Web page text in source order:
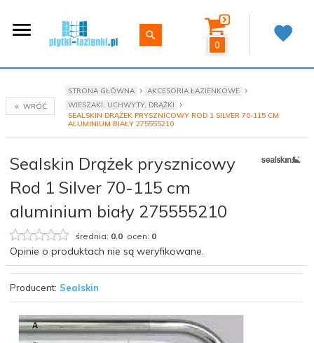
0
WRÓĆ
STRONA GŁÓWNA
AKCESORIA ŁAZIENKOWE
WIESZAKI, UCHWYTY, DRĄŻKI
SEALSKIN DRĄŻEK PRYSZNICOWY ROD 1 SILVER 70-115 CM
ALUMINIUM BIAŁY 275555210
Producent: Sealskin
Sealskin Drążek prysznicowy
Rod 1 Silver 70-115 cm
aluminium biały 275555210
średnia: 0.0 ocen: 0
Opinie o produktach nie są weryfikowane.